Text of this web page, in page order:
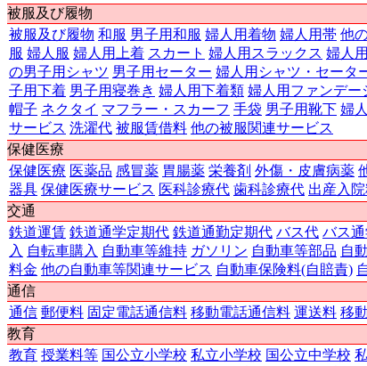
被服及び履物
被服及び履物 和服 男子用和服 婦人用着物 婦人用帯 他
服 婦人服 婦人用上着 スカート 婦人用スラックス 婦人
の男子用シャツ 男子用セーター 婦人用シャツ・セータ
子用下着 男子用寝巻き 婦人用下着類 婦人用ファンデー
帽子 ネクタイ マフラー・スカーフ 手袋 男子用靴下 婦
サービス 洗濯代 被服賃借料 他の被服関連サービス
保健医療
保健医療 医薬品 感冒薬 胃腸薬 栄養剤 外傷・皮膚病薬
器具 保健医療サービス 医科診療代 歯科診療代 出産入
交通
鉄道運賃 鉄道通学定期代 鉄道通勤定期代 バス代 バス
入 自転車購入 自動車等維持 ガソリン 自動車等部品 自
料金 他の自動車等関連サービス 自動車保険料(自賠責)
通信
通信 郵便料 固定電話通信料 移動電話通信料 運送料 移
教育
教育 授業料等 国公立小学校 私立小学校 国公立中学校